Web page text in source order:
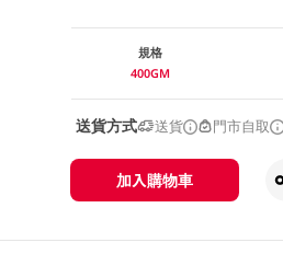
規格
400GM
送貨方式 送貨 門市自取
加入購物車